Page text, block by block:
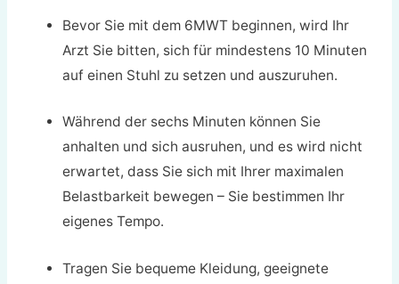
Bevor Sie mit dem 6MWT beginnen, wird Ihr
Arzt Sie bitten, sich für mindestens 10 Minuten
auf einen Stuhl zu setzen und auszuruhen.
Während der sechs Minuten können Sie
anhalten und sich ausruhen, und es wird nicht
erwartet, dass Sie sich mit Ihrer maximalen
Belastbarkeit bewegen – Sie bestimmen Ihr
eigenes Tempo.
Tragen Sie bequeme Kleidung, geeignete